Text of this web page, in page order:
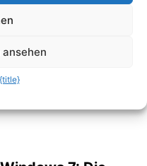
das nicht; hier fehlt der
„Anheften“-Befehl. Mit
klappt’s trotzdem.